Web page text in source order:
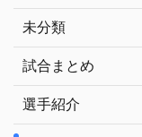
未分類
試合まとめ
選手紹介